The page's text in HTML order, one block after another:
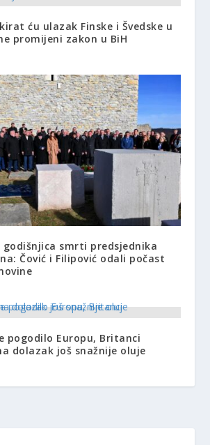
ću ulazak Finske i Švedske u
promijeni zakon u BiH
godišnjica smrti predsjednika
Čović i Filipović odali počast
pogodilo Europu, Britanci
dolazak još snažnije oluje